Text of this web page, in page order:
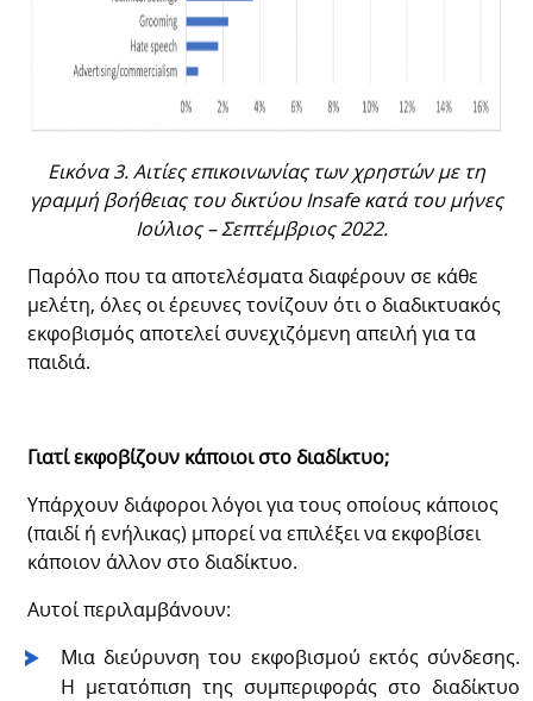
Εικόνα 3. Αιτίες επικοινωνίας των χρηστών με τη
γραμμή βοήθειας του δικτύου Insafe κατά του μήνες
Ιούλιος – Σεπτέμβριος 2022.
Παρόλο που τα αποτελέσματα διαφέρουν σε κάθε
μελέτη, όλες οι έρευνες τονίζουν ότι ο διαδικτυακός
εκφοβισμός αποτελεί συνεχιζόμενη απειλή για τα
παιδιά.
Γιατί εκφοβίζουν κάποιοι στο διαδίκτυο;
Υπάρχουν διάφοροι λόγοι για τους οποίους κάποιος
(παιδί ή ενήλικας) μπορεί να επιλέξει να εκφοβίσει
κάποιον άλλον στο διαδίκτυο.
Αυτοί περιλαμβάνουν:
Μια διεύρυνση του εκφοβισμού εκτός σύνδεσης.
Η μετατόπιση της συμπεριφοράς στο διαδίκτυο